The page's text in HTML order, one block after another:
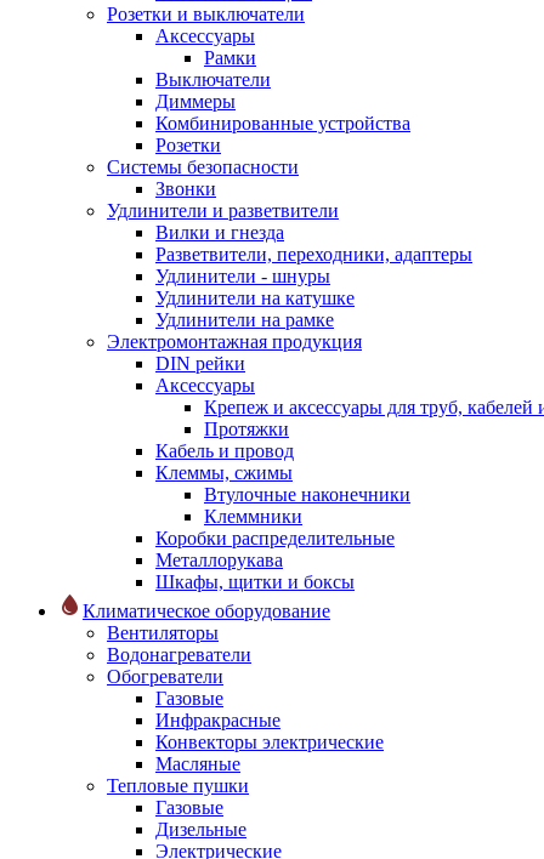
Розетки и выключатели
Аксессуары
Рамки
Выключатели
Диммеры
Комбинированные устройства
Розетки
Системы безопасности
Звонки
Удлинители и разветвители
Вилки и гнезда
Разветвители, переходники, адаптеры
Удлинители - шнуры
Удлинители на катушке
Удлинители на рамке
Электромонтажная продукция
DIN рейки
Аксессуары
Крепеж и аксессуары для труб, кабелей
Протяжки
Кабель и провод
Клеммы, сжимы
Втулочные наконечники
Клеммники
Коробки распределительные
Металлорукава
Шкафы, щитки и боксы
Климатическое оборудование
Вентиляторы
Водонагреватели
Обогреватели
Газовые
Инфракрасные
Конвекторы электрические
Масляные
Тепловые пушки
Газовые
Дизельные
Электрические